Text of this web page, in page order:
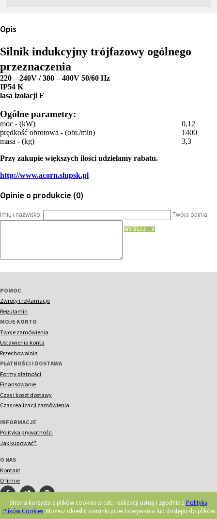
Strona korzysta z plików cookies w celu realizacji usług i zgodnie zPolityką
Plików Cookies. Możesz określić warunki przechowywania lub dostępu do plików
Opis
Silnik indukcyjny trójfazowy ogólnego
przeznaczenia
220 – 240V / 380 – 400V 50/60 Hz
IP54 K
lasa izolacji F
Ogólne parametry:
moc - (kW)
0,12
prędkość obrotowa - (obr./min)
1400
masa - (kg)
3,3
Przy zakupie większych ilości udzielamy rabatu.
http://www.acorn.slupsk.pl
Opinie o produkcie (0)
Imię i nazwisko: Twoja opinia:
WYŚLIJ
POMOC
Zwroty i reklamacje
Regulamin
MOJE KONTO
Twoje zamówienia
Ustawienia konta
Przechowalnia
PŁATNOŚCI I DOSTAWA
Formy płatności
Finansowanie
Czas i koszt dostawy
Czas realizacji zamówienia
INFORMACJE
Polityka prywatności
Jak kupować?
O NAS
Kontakt
O firmie
© 2018 Acorn. Wszelkie prawa zastrzeżone.